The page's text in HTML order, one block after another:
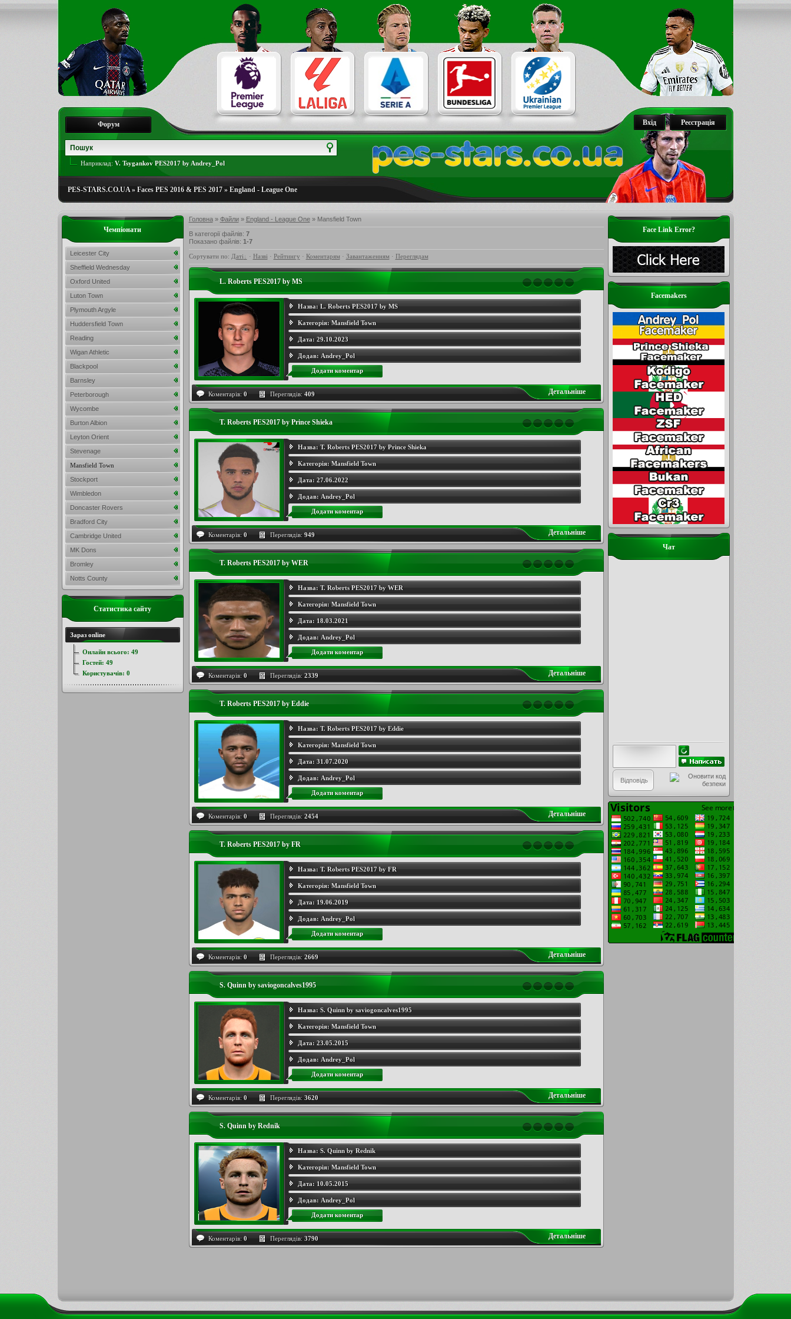
Реєстрація
Вхід
Форум
Наприклад: V. Tsygankov PES2017 by Andrey_Pol
PES-STARS.CO.UA» Faces PES 2016 & PES 2017» England - League One
Головна» Файли» England - League One» Mansfield Town
В категорії файлів: 7
Показано файлів: 1-7
Сортувати по: Даті · Назві · Рейтингу · Коментарям· Завантаженням· Переглядам
L. Roberts PES2017 by MS
Назва: L. Roberts PES2017 by MS
Категорія: Mansfield Town
Дата: 29.10.2023
Додав: Andrey_Pol
Додати коментар
Коментарів: 0 Переглядів: 409 Детальнiше
T. Roberts PES2017 by Prince Shieka
Назва: T. Roberts PES2017 by Prince Shieka
Категорія: Mansfield Town
Дата: 27.06.2022
Додав: Andrey_Pol
Додати коментар
Коментарів: 0 Переглядів: 949 Детальнiше
T. Roberts PES2017 by WER
Назва: T. Roberts PES2017 by WER
Категорія: Mansfield Town
Дата: 18.03.2021
Додав: Andrey_Pol
Додати коментар
Коментарів: 0 Переглядів: 2339 Детальнiше
T. Roberts PES2017 by Eddie
Назва: T. Roberts PES2017 by Eddie
Категорія: Mansfield Town
Дата: 31.07.2020
Додав: Andrey_Pol
Додати коментар
Коментарів: 0 Переглядів: 2454 Детальнiше
T. Roberts PES2017 by FR
Назва: T. Roberts PES2017 by FR
Категорія: Mansfield Town
Дата: 19.06.2019
Додав: Andrey_Pol
Додати коментар
Коментарів: 0 Переглядів: 2669 Детальнiше
S. Quinn by saviogoncalves1995
Назва: S. Quinn by saviogoncalves1995
Категорія: Mansfield Town
Дата: 23.05.2015
Додав: Andrey_Pol
Додати коментар
Коментарів: 0 Переглядів: 3620 Детальнiше
S. Quinn by Rednik
Назва: S. Quinn by Rednik
Категорія: Mansfield Town
Дата: 10.05.2015
Додав: Andrey_Pol
Додати коментар
Коментарів: 0 Переглядів: 3790 Детальнiше
Face Link Error?
Facemakers
Чат
Чемпіонати
Leicester City
Sheffield Wednesday
Oxford United
Luton Town
Plymouth Argyle
Huddersfield Town
Reading
Wigan Athletic
Blackpool
Barnsley
Peterborough
Wycombe
Burton Albion
Leyton Orient
Stevenage
Mansfield Town
Stockport
Wimbledon
Doncaster Rovers
Bradford City
Cambridge United
MK Dons
Bromley
Notts County
Статистика сайту
Зараз online
Онлайн всього: 49
Гостей: 49
Користувачів: 0